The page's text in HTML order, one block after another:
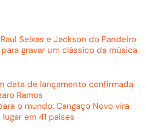
Seixas e Jackson do Pandeiro
gravar um clássico da música
data de lançamento confirmada
Ramos
o mundo: Cangaço Novo vira
em 41 países